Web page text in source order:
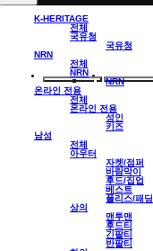
K-HERITAGE
전체
국유청
국유청
NRN
전체
NRN
NRN
온라인 전용
전체
온라인 전용
성인
키즈
남성
전체
아우터
자켓/점퍼
바람막이
후드/집업
베스트
플리스/패딩
상의
맨투맨
후드티
긴팔티
반팔티